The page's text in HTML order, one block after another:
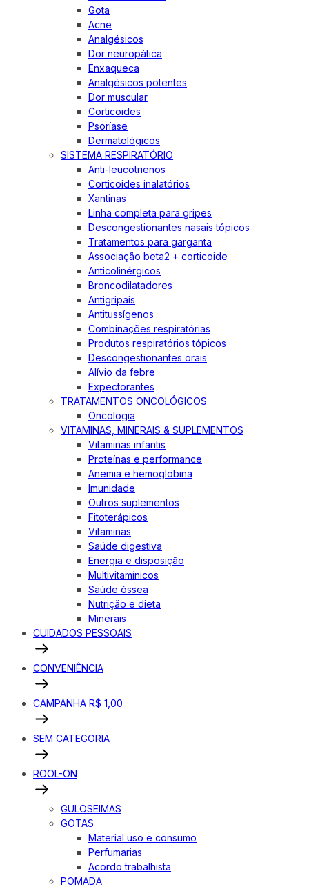
Gota
Acne
Analgésicos
Dor neuropática
Enxaqueca
Analgésicos potentes
Dor muscular
Corticoides
Psoríase
Dermatológicos
SISTEMA RESPIRATÓRIO
Anti-leucotrienos
Corticoides inalatórios
Xantinas
Linha completa para gripes
Descongestionantes nasais tópicos
Tratamentos para garganta
Associação beta2 + corticoide
Anticolinérgicos
Broncodilatadores
Antigripais
Antitussígenos
Combinações respiratórias
Produtos respiratórios tópicos
Descongestionantes orais
Alívio da febre
Expectorantes
TRATAMENTOS ONCOLÓGICOS
Oncologia
VITAMINAS, MINERAIS & SUPLEMENTOS
Vitaminas infantis
Proteínas e performance
Anemia e hemoglobina
Imunidade
Outros suplementos
Fitoterápicos
Vitaminas
Saúde digestiva
Energia e disposição
Multivitamínicos
Saúde óssea
Nutrição e dieta
Minerais
CUIDADOS PESSOAIS
CONVENIÊNCIA
CAMPANHA R$ 1,00
SEM CATEGORIA
ROOL-ON
GULOSEIMAS
GOTAS
Material uso e consumo
Perfumarias
Acordo trabalhista
POMADA